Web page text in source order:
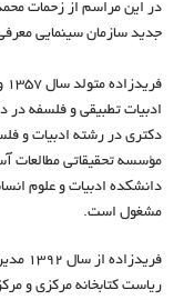
در این مراسم از زحمات
جدید سازمان سینمایی
ادبیات تطبیقی و فلسفه در
دکتری در رشته ادبیات و
مؤسسه تحقیقاتی مطالعات
دانشکده ادبیات و علوم
مشغول است.
ریاست کتابخانه مرکزی و